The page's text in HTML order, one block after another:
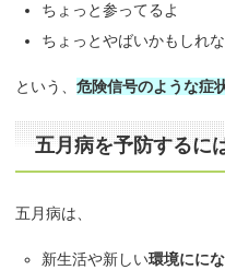
ちょっと参ってるよ
ちょっとやばいかもしれ
という、危険信号のような症
五月病を予防するに
五月病は、
新生活や新しい環境にに